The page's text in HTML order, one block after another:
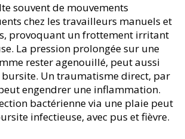
souvent de mouvements
chez les travailleurs manuels et
provoquant un frottement irritant
La pression prolongée sur une
rester agenouillé, peut aussi
bursite. Un traumatisme direct, par
engendrer une inflammation.
bactérienne via une plaie peut
infectieuse, avec pus et fièvre.